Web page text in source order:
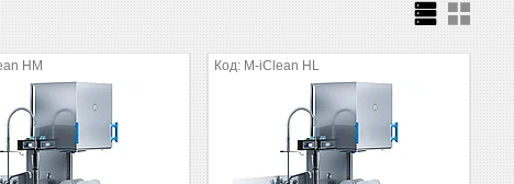
HM M-iClean HL